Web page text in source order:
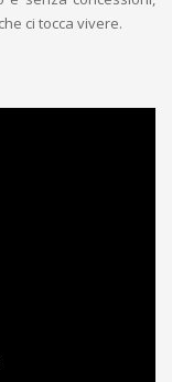
ci tocca vivere.